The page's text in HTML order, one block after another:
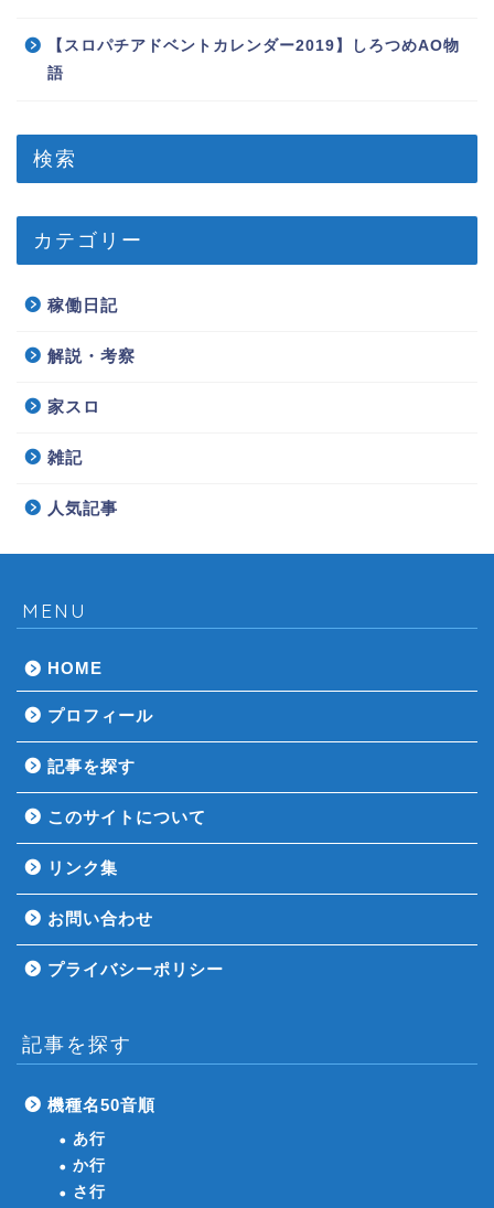
【スロパチアドベントカレンダー2019】しろつめAO物
語
検索
カテゴリー
稼働日記
解説・考察
家スロ
雑記
人気記事
MENU
HOME
プロフィール
記事を探す
このサイトについて
リンク集
お問い合わせ
プライバシーポリシー
記事を探す
機種名50音順
あ行
か行
さ行